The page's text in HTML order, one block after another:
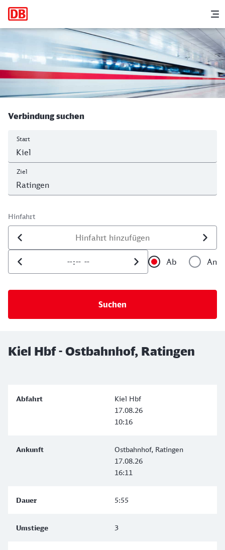
Hauptnavigation
Kiel Hbf - Ostbahnhof, Ratingen
Verbindung suchen
Start
Ziel
Hinfahrt
Datum der Hinfahrt
Uhrzeit der Hinfahrt
Ab
An
Kiel Hbf - Ostbahnhof, Ratingen
Kiel Hbf
17.08.26
10:16
Ostbahnhof, Ratingen
17.08.26
16:11
5:55
3